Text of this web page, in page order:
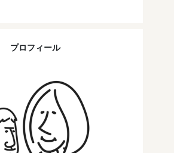
プロフィール